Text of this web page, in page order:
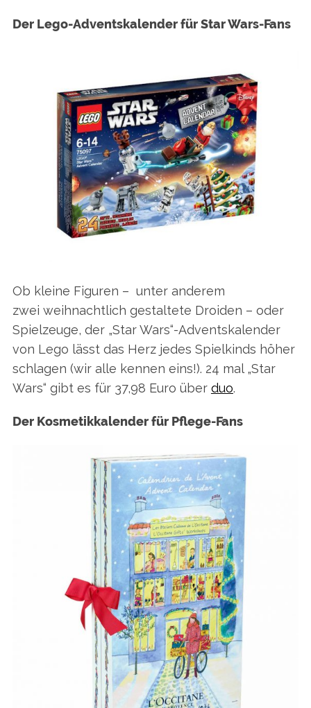
Der Lego-Adventskalender für Star Wars-Fans
Ob kleine Figuren – unter anderem
zwei weihnachtlich gestaltete Droiden – oder
Spielzeuge, der „Star Wars“-Adventskalender
von Lego lässt das Herz jedes Spielkinds höher
schlagen (wir alle kennen eins!). 24 mal „Star
Wars“ gibt es für 37,98 Euro über duo.
Der Kosmetikkalender für Pflege-Fans
c
h
f
: